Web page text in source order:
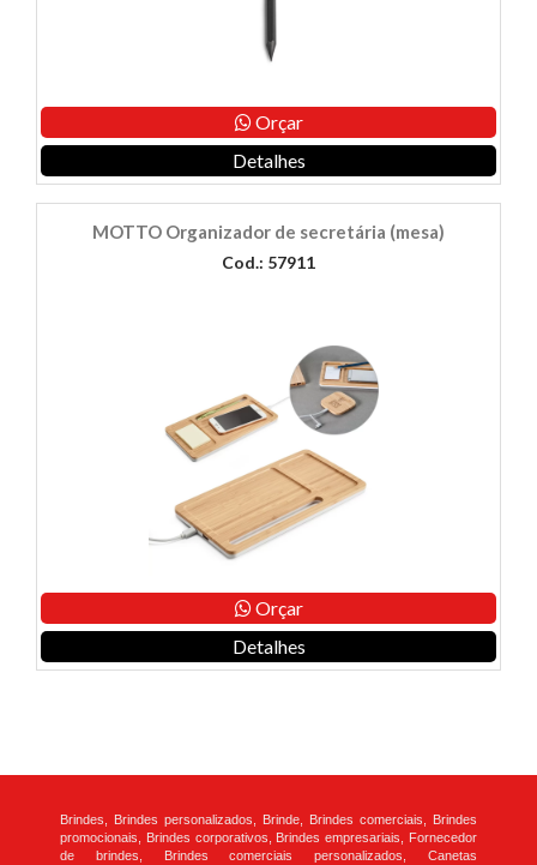
Orçar
Detalhes
MOTTO Organizador de secretária (mesa)
Cod.: 57911
Orçar
Detalhes
Brindes, Brindes personalizados, Brinde, Brindes comerciais, Brindes
promocionais, Brindes corporativos, Brindes empresariais, Fornecedor
de brindes, Brindes comerciais personalizados, Canetas